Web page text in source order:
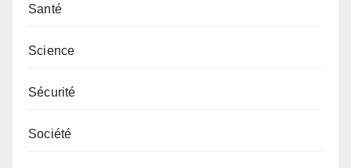
Santé
Science
Sécurité
Société